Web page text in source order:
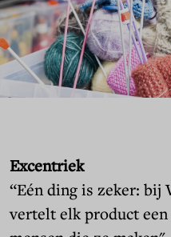
Excentriek
“Eén ding is zeker: bij
vertelt elk product